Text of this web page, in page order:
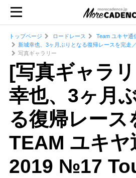
トップページ ロードレース
Team ユキヤ通
新城幸也、3ヶ月ぶりとなる復帰レースを完走
写真ギャラリー
[写真ギャラ
幸也、3ヶ月
る復帰レース
TEAM ユキヤ
2019 №17